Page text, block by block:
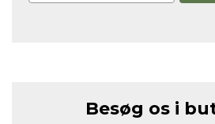
Besøg os i